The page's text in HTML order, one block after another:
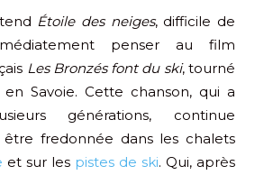
Étoile des neiges, difficile de
penser au film
Les Bronzés font du ski, tourné
en Savoie. Cette chanson, qui a
générations, continue
être fredonnée dans les chalets
et sur les pistes de ski. Qui, après